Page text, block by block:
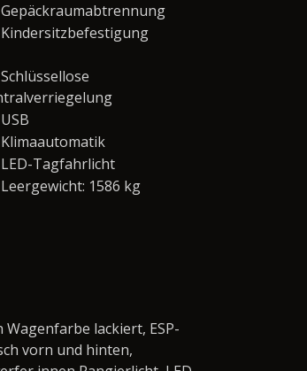
Gepäckraumabtrennung
Kindersitzbefestigung
Schlüssellose
USB
Klimaautomatik
LED-Tagfahrlicht
Leergewicht: 1586 kg
lackiert, ESP-
vorn und hinten,